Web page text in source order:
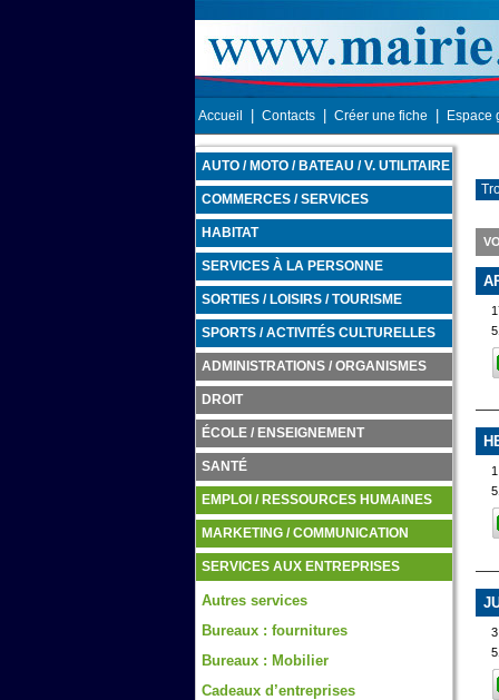
Accueil Contacts Créer une fiche Espace
AUTO / MOTO / BATEAU / V. UTILITAIRE
COMMERCES / SERVICES
HABITAT
SERVICES À LA PERSONNE
SORTIES / LOISIRS / TOURISME
SPORTS / ACTIVITÉS CULTURELLES
ADMINISTRATIONS / ORGANISMES
DROIT
ÉCOLE / ENSEIGNEMENT
SANTÉ
EMPLOI / RESSOURCES HUMAINES
MARKETING / COMMUNICATION
SERVICES AUX ENTREPRISES
Autres services
Bureaux : fournitures
Bureaux : Mobilier
Cadeaux d’entreprises